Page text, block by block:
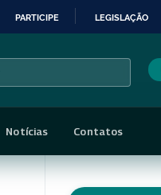
PARTICIPE LEGISLAÇÃO
Notícias Contatos